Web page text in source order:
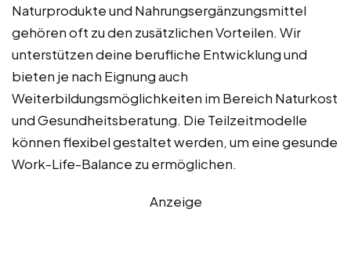
Naturprodukte und Nahrungsergänzungsmittel
gehören oft zu den zusätzlichen Vorteilen. Wir
unterstützen deine berufliche Entwicklung und
bieten je nach Eignung auch
Weiterbildungsmöglichkeiten im Bereich Naturkost
und Gesundheitsberatung. Die Teilzeitmodelle
können flexibel gestaltet werden, um eine gesunde
Work-Life-Balance zu ermöglichen.
Anzeige